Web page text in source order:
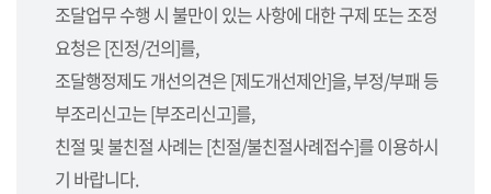
조달업무 수행 시 불만이 있는 사항에 대한 구제 또는 조정
요청은 [진정/건의]를,
조달행정제도 개선의견은 [제도개선제안]을, 부정/부패 등
부조리신고는 [부조리신고]를,
친절 및 불친절 사례는 [친절/불친절사례접수]를 이용하시
기 바랍니다.